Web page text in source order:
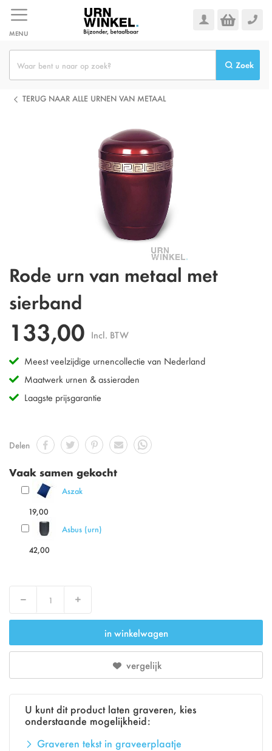
naar
de
inhoud
MENU
Zoek
TERUG NAAR ALLE URNEN VAN METAAL
naar
begin
van
de
afbeeldingen-
Rode urn van metaal met
sierband
133,00 Incl. BTW
Meest veelzijdige urnencollectie van Nederland
Maatwerk urnen & assieraden
Laagste prijsgarantie
Delen
Vaak samen gekocht
Aszak
19,00
Asbus (urn)
42,00
Verlaag Verhoog
in winkelwagen
vergelijk
U kunt dit product laten graveren, kies
onderstaande mogelijkheid:
Graveren tekst in graveerplaatje